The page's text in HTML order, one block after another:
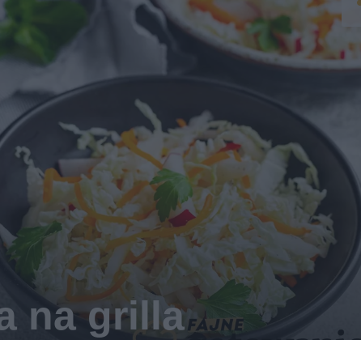
na grilla